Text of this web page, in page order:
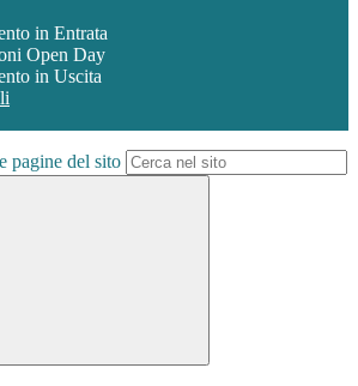
in Entrata
Open Day
in Uscita
pagine del sito